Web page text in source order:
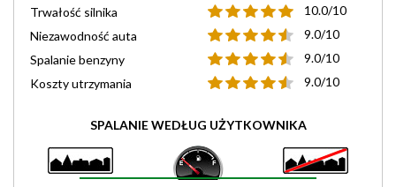
Trwałość silnika
10.0/10
Niezawodność auta
9.0/10
Spalanie benzyny
9.0/10
Koszty utrzymania
9.0/10
SPALANIE WEDŁUG UŻYTKOWNIKA